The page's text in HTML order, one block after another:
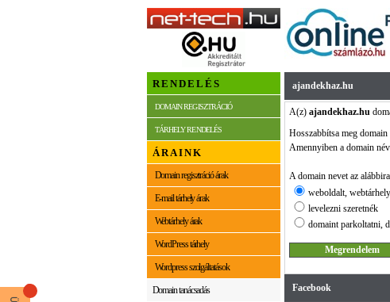
RENDELÉS
DOMAIN REGISZTRÁCIÓ
TÁRHELY RENDELÉS
ÁRAINK
Domain regisztráció árak
E-mail tárhely árak
Webtárhely árak
WordPress tárhely
Wordpress szolgáltatások
Domain tanácsadás
ajandekhaz.hu
A(z) ajandekhaz.hu
Hosszabbítsa meg
Amennyiben a domain
A domain nevet az
weboldalt,
levelezni szeretnék
domaint parkoltatni,
Facebook